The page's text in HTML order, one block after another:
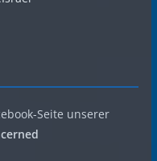
Seite unserer